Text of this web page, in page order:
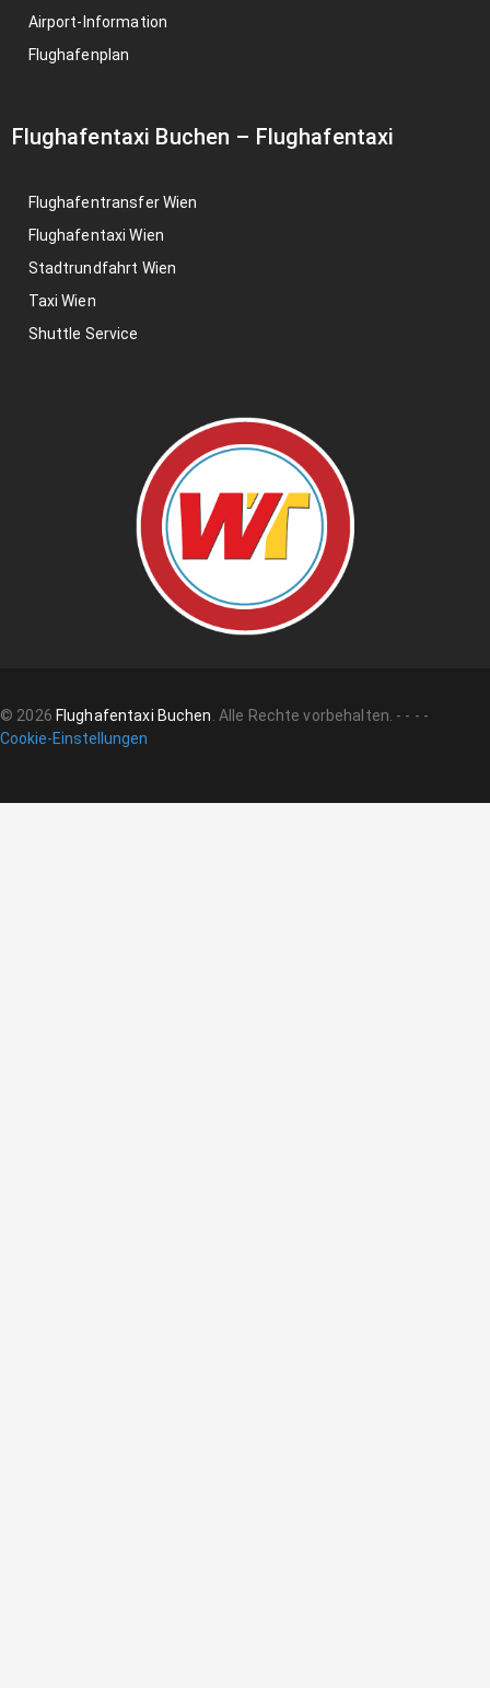
Airport-Information
Flughafenplan
Flughafentaxi Buchen – Flughafentaxi
Flughafentransfer Wien
Flughafentaxi Wien
Stadtrundfahrt Wien
Taxi Wien
Shuttle Service
© 2026 Flughafentaxi Buchen. Alle Rechte vorbehalten. - - - -
Cookie-Einstellungen